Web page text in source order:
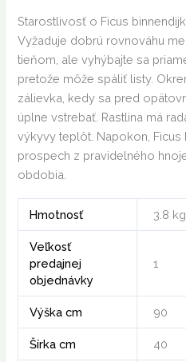
Starostlivosť o Ficus
Vyžaduje dobrú rovnováhu
tieňom, ale vyhýbajte sa
pretože môže spáliť listy.
zálievka, kedy sa pred
úplne vstrebať. Rastlina má
výkyvy teplôt. Napokon, Ficus
prospech z pravidelného
obdobia.
Hmotnosť 3.8 kg
Veľkosť
predajnej
objednávky
1
Výška cm 90
Šírka cm 40